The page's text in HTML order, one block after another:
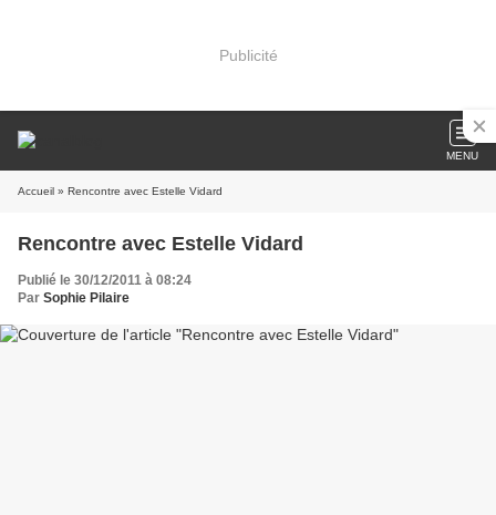
Publicité
MENU
Accueil » Rencontre avec Estelle Vidard
Rencontre avec Estelle Vidard
Publié le 30/12/2011 à 08:24
Par Sophie Pilaire